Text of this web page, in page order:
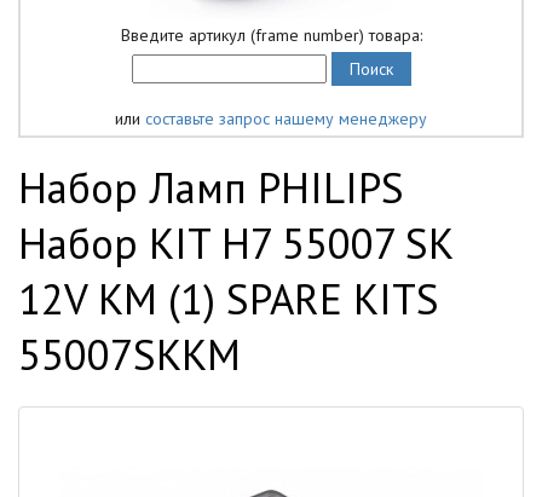
Введите артикул (frame number) товара:
или составьте запрос нашему менеджеру
Набор Ламп PHILIPS
Набор KIT H7 55007 SK
12V KM (1) SPARE KITS
55007SKKM